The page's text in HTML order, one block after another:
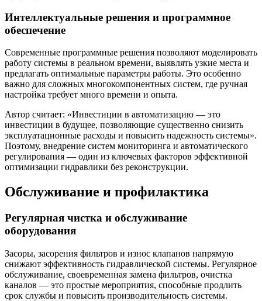
Интеллектуальные решения и программное
обеспечение
Современные программные решения позволяют моделировать
работу системы в реальном времени, выявлять узкие места и
предлагать оптимальные параметры работы. Это особенно
важно для сложных многокомпонентных систем, где ручная
настройка требует много времени и опыта.
Автор считает: «Инвестиции в автоматизацию — это
инвестиции в будущее, позволяющие существенно снизить
эксплуатационные расходы и повысить надежность системы».
Поэтому, внедрение систем мониторинга и автоматического
регулирования — один из ключевых факторов эффективной
оптимизации гидравлики без реконструкции.
Обслуживание и профилактика
Регулярная чистка и обслуживание
оборудования
Засоры, засорения фильтров и износ клапанов напрямую
снижают эффективность гидравлической системы. Регулярное
обслуживание, своевременная замена фильтров, очистка
каналов — это простые мероприятия, способные продлить
срок службы и повысить производительность системы.